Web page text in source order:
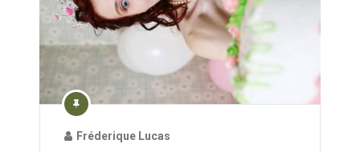
Fréderique Lucas